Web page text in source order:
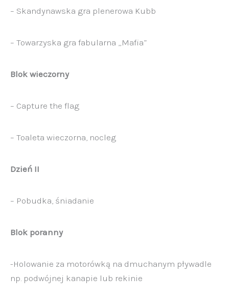
– Skandynawska gra plenerowa Kubb
– Towarzyska gra fabularna „Mafia”
Blok wieczorny
– Capture the flag
– Toaleta wieczorna, nocleg
Dzień II
– Pobudka, śniadanie
Blok poranny
-Holowanie za motorówką na dmuchanym pływadle
np. podwójnej kanapie lub rekinie